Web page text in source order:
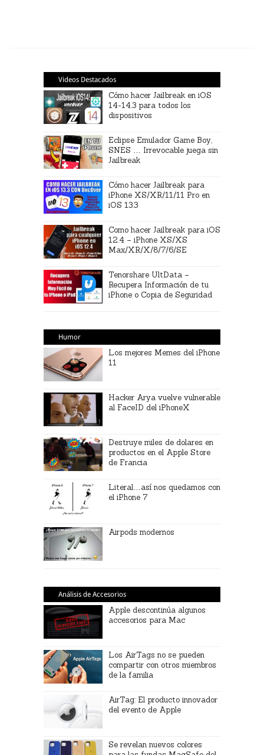
Videos Destacados
Cómo hacer Jailbreak en iOS
14-14.3 para todos los
dispositivos
Eclipse Emulador Game Boy,
SNES … Irrevocable juega sin
Jailbreak
Cómo hacer Jailbreak para
iPhone XS/XR/11/11 Pro en
iOS 13.3
Como hacer Jailbreak para iOS
12.4 – iPhone XS/XS
Max/XR/X/8/7/6/SE
Tenorshare UltData –
Recupera Información de tu
iPhone o Copia de Seguridad
Humor
Los mejores Memes del iPhone
11
Hacker Arya vuelve vulnerable
al FaceID del iPhoneX
Destruye miles de dolares en
productos en el Apple Store
de Francia
Literal…así nos quedamos con
el iPhone 7
Airpods modernos
Análisis de Accesorios
Apple descontinúa algunos
accesorios para Mac
Los AirTags no se pueden
compartir con otros miembros
de la familia
AirTag: El producto innovador
del evento de Apple
Se revelan nuevos colores